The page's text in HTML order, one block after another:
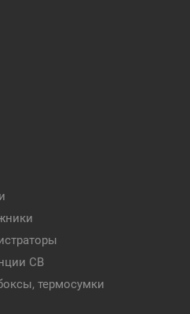
CB
термосумки